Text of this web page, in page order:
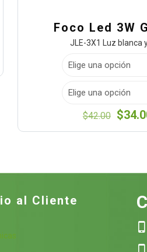
Foco Led 3W
JLE-3X1 Luz blanca
$42.00 El
$
al Cliente